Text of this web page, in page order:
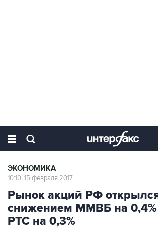
ЭКОНОМИКА
10:10, 15 февраля 2017
Рынок акций РФ
снижением ММВБ на 0,4%
РТС на 0,3%